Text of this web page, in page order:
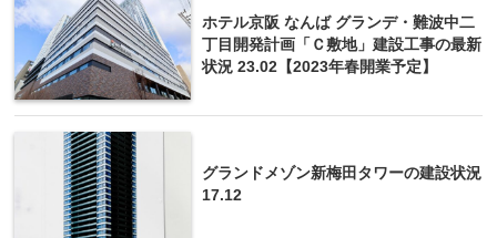
ホテル京阪 なんば グランデ・難波中二
丁目開発計画「Ｃ敷地」建設工事の最新
状況 23.02【2023年春開業予定】
グランドメゾン新梅田タワーの建設状況
17.12